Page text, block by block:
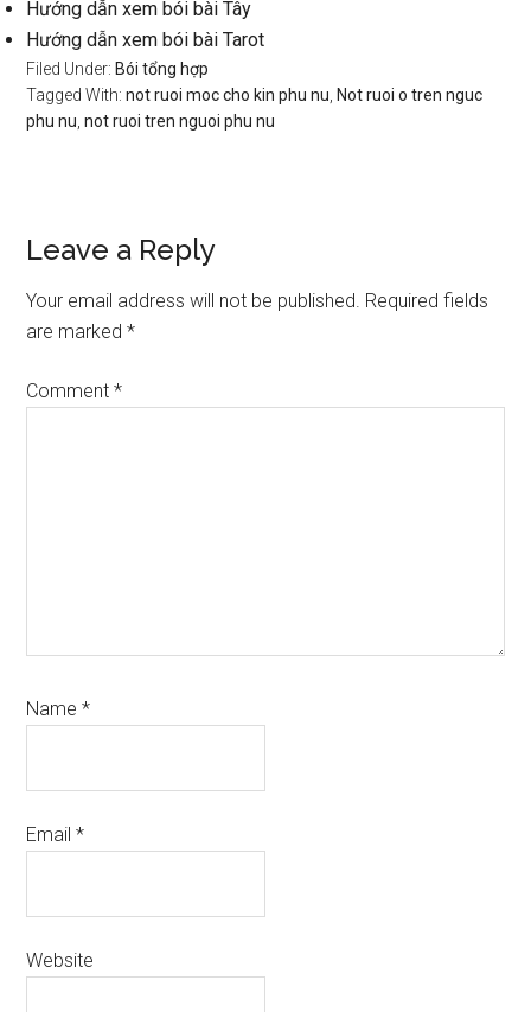
Hướng dẫn xem bói bài Tây
Hướng dẫn xem bói bài Tarot
Filed Under: Bói tổng hợp
Tagged With:not ruoi moc cho kin phu nu Not ruoi o tren nguc
phu nu ,not ruoi tren nguoi phu nu
Reader
Interactions
Leave a Reply
Your email address will not be published. Required fields
are marked*
Comment*
Name*
Email*
Website